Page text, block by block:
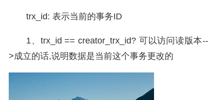
trx_id: 表示当前的事务ID
1、trx_id == creator_trx_id? 可以访问读版本--
>成立的话,说明数据是当前这个事务更改的